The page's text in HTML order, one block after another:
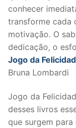
conhecer
transforme cada
motivação. O
dedicação, o
Jogo da
Bruna Lombardi
Jogo da
desses livros
que surgem para